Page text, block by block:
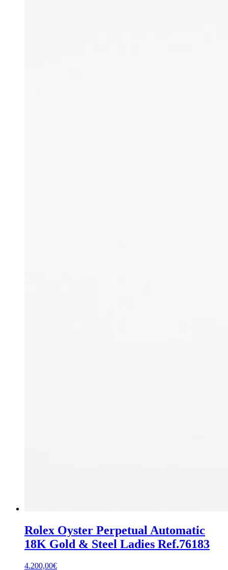
Rolex Oyster Perpetual Automatic
18K Gold & Steel Ladies Ref.76183
4.200,00€